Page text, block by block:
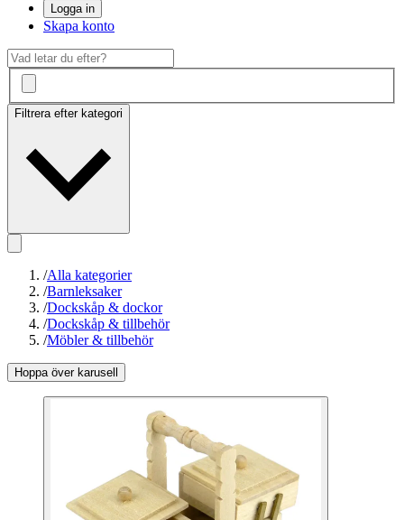
Logga in
Skapa konto
Filtrera efter kategori
/Alla kategorier
/Barnleksaker
/Dockskåp & dockor
/Dockskåp & tillbehör
/Möbler & tillbehör
Hoppa över karusell